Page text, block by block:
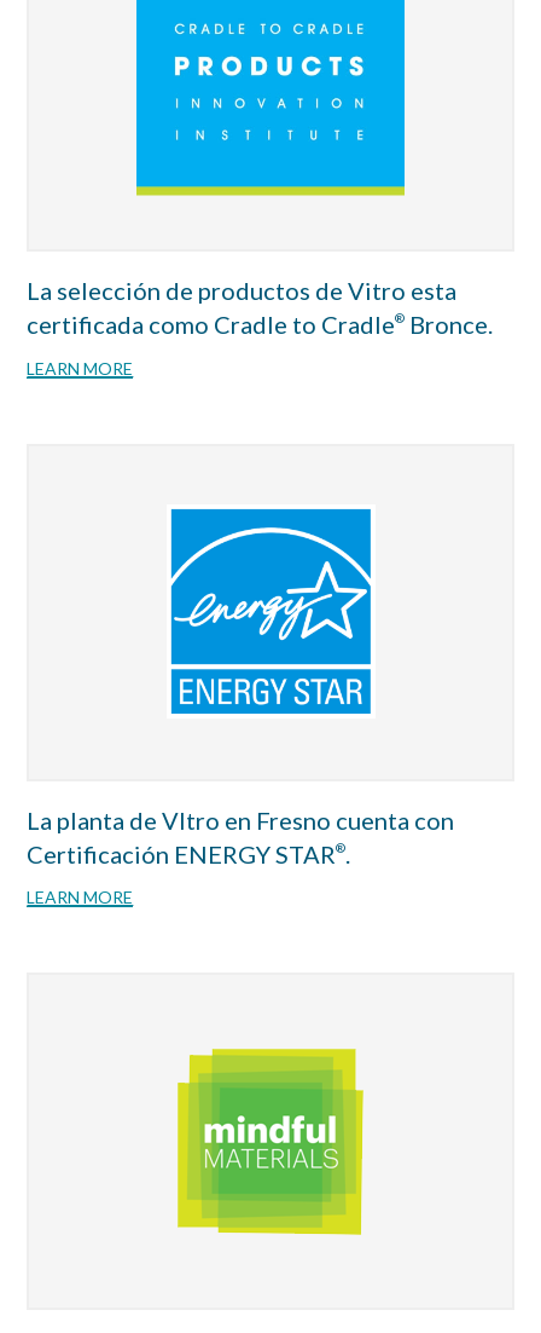
La selección de productos de Vitro esta
certificada como Cradle to Cradle® Bronce.
LEARN MORE
La planta de VItro en Fresno cuenta con
Certificación ENERGY STAR®
LEARN MORE